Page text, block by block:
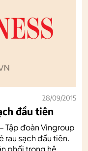
28/09/2015
đầu tiên
Tập đoàn Vingroup
rau sạch đầu tiên.
phối trong hệ